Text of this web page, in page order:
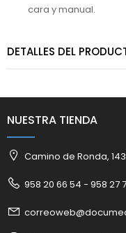
cara y manual.
DETALLES DEL
NUESTRA TIENDA
Camino de Ronda,
958 20 66 54 - 958 27